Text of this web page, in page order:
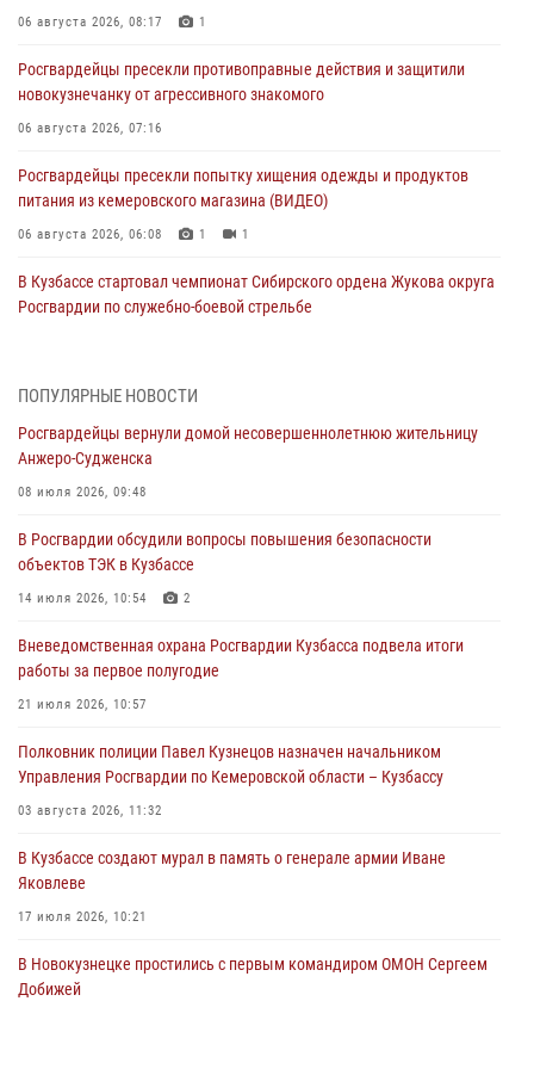
06 августа 2026, 08:17 1
Росгвардейцы пресекли противоправные действия и защитили
новокузнечанку от агрессивного знакомого
06 августа 2026, 07:16
Росгвардейцы пресекли попытку хищения одежды и продуктов
питания из кемеровского магазина (ВИДЕО)
06 августа 2026, 06:08 1 1
В Кузбассе стартовал чемпионат Сибирского ордена Жукова округа
Росгвардии по служебно-боевой стрельбе
Росгвардейцы задержали в Кемерове дебошира, устроившего
05 августа 2026, 09:30
Росгвардейцы задержали участника драки, причинившего побои
05 августа 2026, 08:50
Росгвардейцы пресекли нарушение общественного порядка на
05 августа 2026, 08:10
Росгвардейцы в Юрге пресекли попытку проникновения на
05 августа 2026, 07:45
ПОПУЛЯРНЫЕ НОВОСТИ
Росгвардейцы вернули домой несовершеннолетнюю жительницу
Анжеро-Судженска
08 июля 2026, 09:48
В Росгвардии обсудили вопросы повышения безопасности
объектов ТЭК в Кузбассе
14 июля 2026, 10:54 2
Вневедомственная охрана Росгвардии Кузбасса подвела итоги
работы за первое полугодие
21 июля 2026, 10:57
Полковник полиции Павел Кузнецов назначен начальником
Управления Росгвардии по Кемеровской области – Кузбассу
03 августа 2026, 11:32
В Кузбассе создают мурал в память о генерале армии Иване
Яковлеве
17 июля 2026, 10:21
В Новокузнецке простились с первым командиром ОМОН Сергеем
Добижей